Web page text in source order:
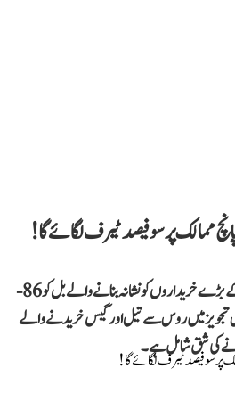
ممالک پر سو فیصد ٹیرف لگائے گا!
امریکی سینیٹ نے روس اور توانائی کے بڑے خریداروں کو نشانہ بنانے والے بل کو 86-
تجویز میں روس سے تیل اور گیس خریدنے والے
کی شق شامل ہے۔